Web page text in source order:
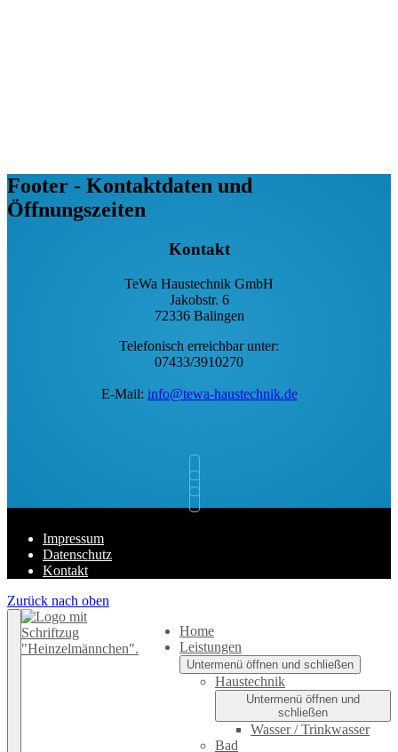
Footer - Kontaktdaten und
Öffnungszeiten
Kontakt
TeWa Haustechnik GmbH
Jakobstr. 6
72336 Balingen
Telefonisch erreichbar unter:
07433/3910270
E-Mail: info@tewa-haustechnik.de
Impressum
Datenschutz
Kontakt
Zurück nach oben
Home
Leistungen
Untermenü öffnen und schließen
Haustechnik
Untermenü öffnen und
schließen
Wasser / Trinkwasser
Bad